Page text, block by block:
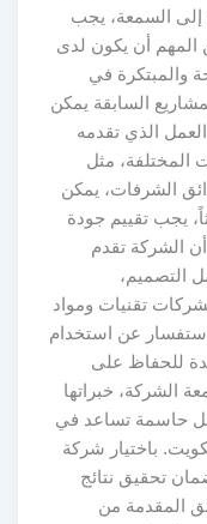
إلى السمعة، يجب
المهم أن يكون لدى
والمبتكرة في
السابقة يمكن
الذي تقدمه
المختلفة، مثل
الشرفات، يمكن
يجب تقييم جودة
الشركة تقدم
التصميم،
تقنيات ومواد
عن استخدام
للحفاظ على
الشركة، خبراتها
حاسمة تساعد في
باختيار شركة
تحقيق نتائج
المقدمة من